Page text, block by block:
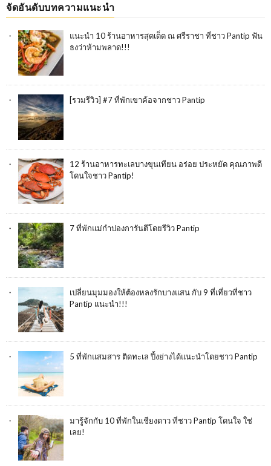
จัดอันดับบทความแนะนำ
แนะนำ 10 ร้านอาหารสุดเด็ด ณ ศรีราชา ที่ชาว Pantip ฟัน
ธงว่าห้ามพลาด!!!
[รวมรีวิว] #7 ที่พักเขาค้อจากชาว Pantip
12 ร้านอาหารทะเลบางขุนเทียน อร่อย ประหยัด คุณภาพดี
โดนใจชาว Pantip!
7 ที่พักแม่กำปองการันตีโดยรีวิว Pantip
เปลี่ยนมุมมองให้ต้องหลงรักบางแสน กับ 9 ที่เที่ยวที่ชาว
Pantip แนะนำ!!!
5 ที่พักแสมสาร ติดทะเล ปิ้งย่างได้แนะนำโดยชาว Pantip
มารู้จักกับ 10 ที่พักในเชียงดาว ที่ชาว Pantip โดนใจ ใช่
เลย!